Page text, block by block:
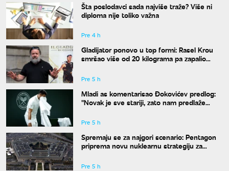
Šta poslodavci sada najviše traže? Više ni
diploma nije toliko važna
Pre 4 h
Gladijator ponovo u top formi: Rasel Krou
smršao više od 20 kilograma pa zapalio
Pre 5 h
Mladi as komentarisao Đokovićev predlog:
"Novak je sve stariji, zato nam predlaže
Pre 5 h
Spremaju se za najgori scenario: Pentagon
priprema novu nuklearnu strategiju za
Pre 5 h